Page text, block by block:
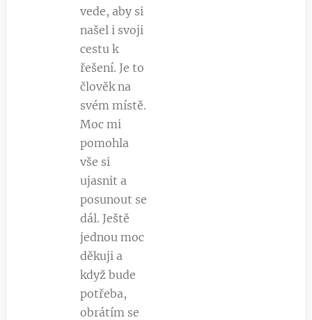
vede, aby si
našel i svoji
cestu k
řešení. Je to
člověk na
svém místě.
Moc mi
pomohla
vše si
ujasnit a
posunout se
dál. Ještě
jednou moc
děkuji a
když bude
potřeba,
obrátím se